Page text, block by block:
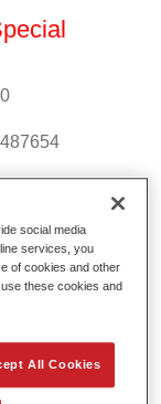
social media
services, you
of cookies and other
these cookies and
All Cookies